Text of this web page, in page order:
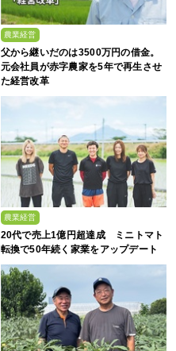
農業経営
父から継いだのは3500万円の借金。
元会社員が赤字農家を5年で再生させ
た経営改革
農業経営
20代で売上1億円超達成 ミニトマト
転換で50年続く家業をアップデート